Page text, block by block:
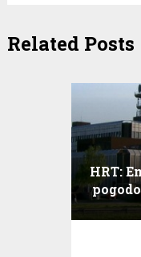
Related Posts
HRT: